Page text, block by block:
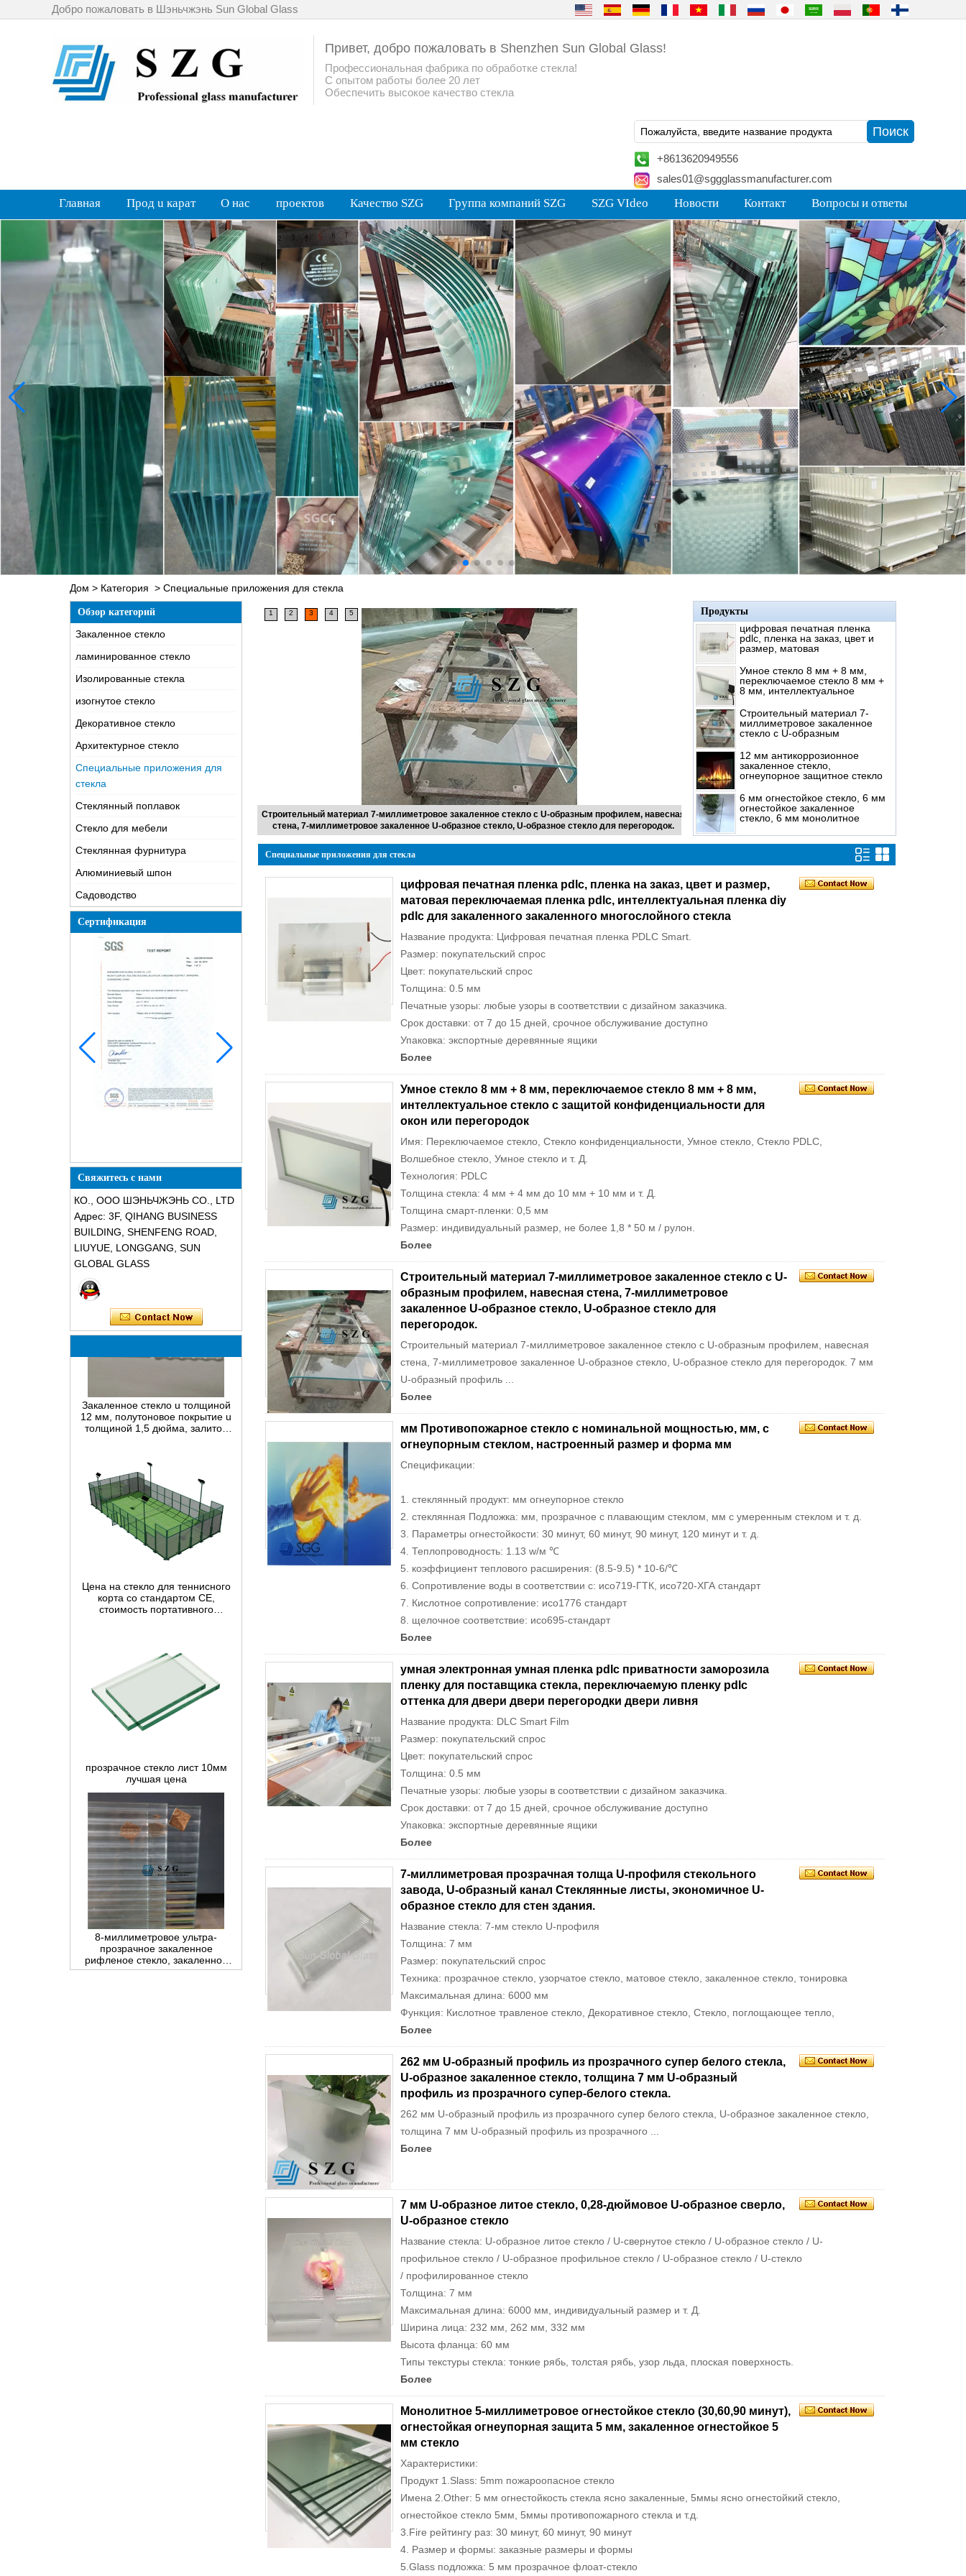
Добро пожаловать в Шэньчжэнь Sun Global Glass
Привет, добро пожаловать в Shenzhen Sun Global Glass!
Профессиональная фабрика по обработке стекла!
С опытом работы более 20 лет
Обеспечить высокое качество стекла
+8613620949556
sales01@sggglassmanufacturer.com
Главная Прод u карат О нас проектов Качество SZG Группа компаний SZG SZG VIdeo Новости Контакт Вопросы и ответы
Дом > Категория > Специальные приложения для стекла
Обзор категорий
Закаленное стекло
ламинированное стекло
Изолированные стекла
изогнутое стекло
Декоративное стекло
Архитектурное стекло
Специальные приложения для
стекла
Стеклянный поплавок
Cтекло для мебели
Стеклянная фурнитура
Алюминиевый шпон
Садоводство
Сертификация
Свяжитесь с нами
КО., ООО ШЭНЬЧЖЭНЬ CO., LTD
Адрес: 3F, QIHANG BUSINESS
BUILDING, SHENFENG ROAD,
LIUYUE, LONGGANG, SUN
GLOBAL GLASS
12 мм, полутоновое покрытие u
толщиной 1,5 дюйма, залитое
стеклом u, тонкое безопасное
стекло с покрытием u толщиной
стоимость портативного
теннисного корта для паддл-
корта в Китае.
8-миллиметровое ультра-
прозрачное закаленное
рифленое стекло, закаленное
низкое железо украшенное
тростниковое стекло,
1 2 3 4 5
Строительный материал 7-миллиметровое закаленное стекло с U-образным профилем, навесная
стена, 7-миллиметровое закаленное U-образное стекло, U-образное стекло для перегородок.
Продукты
цифровая печатная пленка
pdlc, пленка на заказ, цвет и
размер, матовая
интеллектуальная пленка diy
pdlc для закаленного
закаленного многослойного
стекла
Умное стекло 8 мм + 8 мм,
переключаемое стекло 8 мм +
8 мм, интеллектуальное
конфиденциальности для окон
или перегородок
Строительный материал 7-
миллиметровое закаленное
стекло с U-образным
миллиметровое закаленное U-
образное стекло, U-образное
стекло для перегородок.
12 мм антикоррозионное
закаленное стекло,
огнеупорное защитное стекло
мм
6 мм огнестойкое стекло, 6 мм
огнестойкое закаленное
стекло, 6 мм монолитное
Специальные приложения для стекла
цифровая печатная пленка pdlc, пленка на заказ, цвет и размер,
матовая переключаемая пленка pdlc, интеллектуальная пленка diy
pdlc для закаленного закаленного многослойного стекла
Название продукта: Цифровая печатная пленка PDLC Smart.
Размер: покупательский спрос
Цвет: покупательский спрос
Толщина: 0.5 мм
Печатные узоры: любые узоры в соответствии с дизайном заказчика.
Срок доставки: от 7 до 15 дней, срочное обслуживание доступно
Упаковка: экспортные деревянные ящики
Более
Умное стекло 8 мм + 8 мм, переключаемое стекло 8 мм + 8 мм,
интеллектуальное стекло с защитой конфиденциальности для
окон или перегородок
Имя: Переключаемое стекло, Стекло конфиденциальности, Умное стекло, Стекло PDLC,
Волшебное стекло, Умное стекло и т. Д.
Технология: PDLC
Толщина стекла: 4 мм + 4 мм до 10 мм + 10 мм и т. Д.
Толщина смарт-пленки: 0,5 мм
Размер: индивидуальный размер, не более 1,8 * 50 м / рулон.
Более
Строительный материал 7-миллиметровое закаленное стекло с U-
образным профилем, навесная стена, 7-миллиметровое
закаленное U-образное стекло, U-образное стекло для
перегородок.
Строительный материал 7-миллиметровое закаленное стекло с U-образным профилем, навесная
стена, 7-миллиметровое закаленное U-образное стекло, U-образное стекло для перегородок. 7 мм
U-образный профиль ...
Более
мм Противопожарное стекло с номинальной мощностью, мм, с
огнеупорным стеклом, настроенный размер и форма мм
Спецификации:
1. стеклянный продукт: мм огнеупорное стекло
2. стеклянная Подложка: мм, прозрачное с плавающим стеклом, мм с умеренным стеклом и т. д.
3. Параметры огнестойкости: 30 минут, 60 минут, 90 минут, 120 минут и т. д.
4. Теплопроводность: 1.13 w/м ℃
5. коэффициент теплового расширения: (8.5-9.5) * 10-6/℃
6. Сопротивление воды в соответствии с: исо719-ГТК, исо720-ХГА стандарт
7. Кислотное сопротивление: исо1776 стандарт
8. щелочное соответствие: исо695-стандарт
Более
умная электронная умная пленка pdlc приватности заморозила
пленку для поставщика стекла, переключаемую пленку pdlc
оттенка для двери двери перегородки двери ливня
Название продукта: DLC Smart Film
Размер: покупательский спрос
Цвет: покупательский спрос
Толщина: 0.5 мм
Печатные узоры: любые узоры в соответствии с дизайном заказчика.
Срок доставки: от 7 до 15 дней, срочное обслуживание доступно
Упаковка: экспортные деревянные ящики
Более
7-миллиметровая прозрачная толща U-профиля стекольного
завода, U-образный канал Стеклянные листы, экономичное U-
образное стекло для стен здания.
Название стекла: 7-мм стекло U-профиля
Толщина: 7 мм
Размер: покупательский спрос
Техника: прозрачное стекло, узорчатое стекло, матовое стекло, закаленное стекло, тонировка
Максимальная длина: 6000 мм
Функция: Кислотное травленое стекло, Декоративное стекло, Стекло, поглощающее тепло,
Более
262 мм U-образный профиль из прозрачного супер белого стекла,
U-образное закаленное стекло, толщина 7 мм U-образный
профиль из прозрачного супер-белого стекла.
262 мм U-образный профиль из прозрачного супер белого стекла, U-образное закаленное стекло,
толщина 7 мм U-образный профиль из прозрачного ...
Более
7 мм U-образное литое стекло, 0,28-дюймовое U-образное сверло,
U-образное стекло
Название стекла: U-образное литое стекло / U-свернутое стекло / U-образное стекло / U-
профильное стекло / U-образное профильное стекло / U-образное стекло / U-стекло
/ профилированное стекло
Толщина: 7 мм
Максимальная длина: 6000 мм, индивидуальный размер и т. Д.
Ширина лица: 232 мм, 262 мм, 332 мм
Высота фланца: 60 ​​мм
Типы текстуры стекла: тонкие рябь, толстая рябь, узор льда, плоская поверхность.
Более
Монолитное 5-миллиметровое огнестойкое стекло (30,60,90 минут),
огнестойкая огнеупорная защита 5 мм, закаленное огнестойкое 5
мм стекло
Характеристики:
Продукт 1.Slass: 5mm пожароопасное стекло
Имена 2.Other: 5 мм огнестойкость стекла ясно закаленные, 5ммы ясно огнестойкий стекло,
огнестойкое стекло 5мм, 5ммы противопожарного стекла и т.д.
3.Fire рейтингу раз: 30 минут, 60 минут, 90 минут
4. Размер и формы: заказные размеры и формы
5.Glass подложка: 5 мм прозрачное флоат-стекло